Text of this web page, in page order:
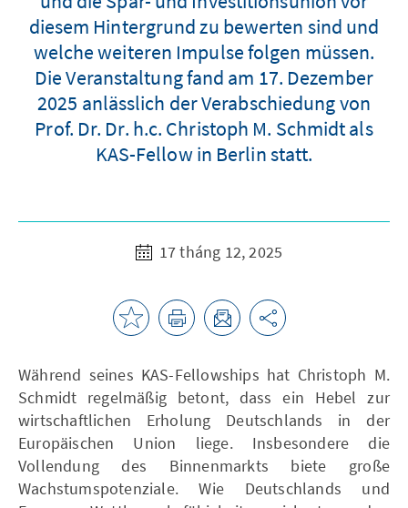
diesem Hintergrund zu bewerten sind und
welche weiteren Impulse folgen müssen.
Die Veranstaltung fand am 17. Dezember
2025 anlässlich der Verabschiedung von
Prof. Dr. Dr. h.c. Christoph M. Schmidt als
KAS-Fellow in Berlin statt.
17 tháng 12, 2025
Während seines KAS-Fellowships hat Christoph M.
Schmidt regelmäßig betont, dass ein Hebel zur
wirtschaftlichen Erholung Deutschlands in der
Europäischen Union liege. Insbesondere die
Vollendung des Binnenmarkts biete große
Wachstumspotenziale. Wie Deutschlands und